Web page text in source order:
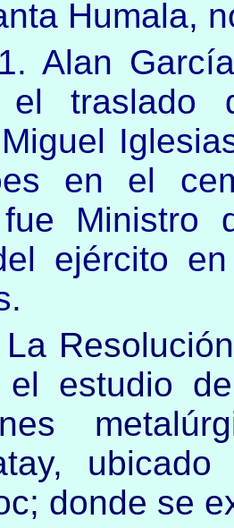
Humala,
Alan
el traslado
en el
fue Ministro
ejército
el estu­dio
donde se